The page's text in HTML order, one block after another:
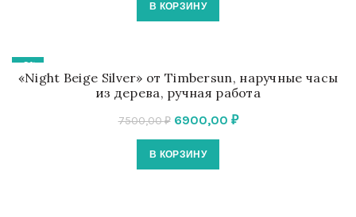
В КОРЗИНУ
-8%
«Night Beige Silver» от Timbersun, наручные часы
из дерева, ручная работа
7500,00₽ Первоначальная
цена
составляла
6900,00 ₽Текущая
В КОРЗИНУ